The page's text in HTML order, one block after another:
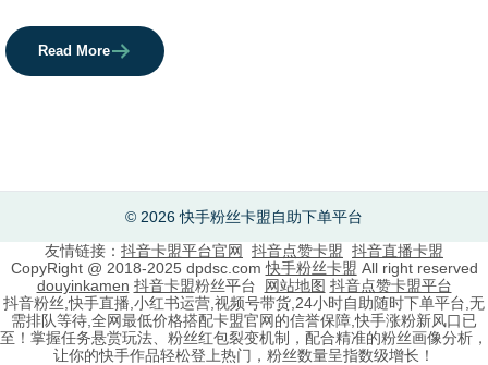
Read More
© 2026 快手粉丝卡盟自助下单平台
友情链接： 抖音卡盟平台官网 抖音点赞卡盟 抖音直播卡盟
CopyRight @ 2018-2025 dpdsc.com快手粉丝卡盟 All right reserved
douyinkamen 抖音卡盟粉丝平台 网站地图 抖音点赞卡盟平台
抖音粉丝,快手直播,小红书运营,视频号带货,24小时自助随时下单平台,无
需排队等待,全网最低价格搭配卡盟官网的信誉保障,快手涨粉新风口已
至！掌握任务悬赏玩法、粉丝红包裂变机制，配合精准的粉丝画像分析，
让你的快手作品轻松登上热门，粉丝数量呈指数级增长！